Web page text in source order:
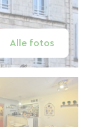
Alle fotos